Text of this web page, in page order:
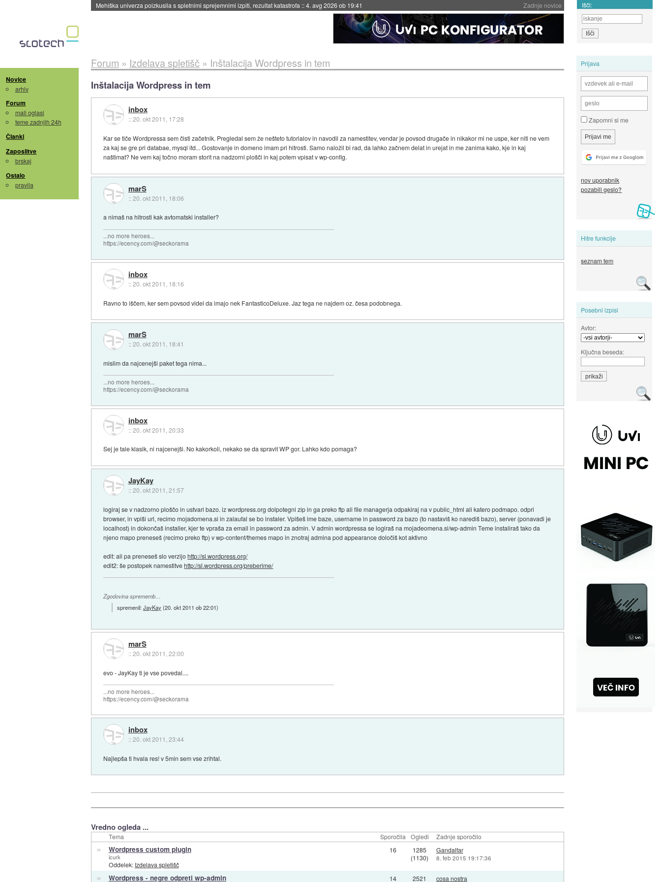
Zadnje novice
Mehiška univerza poizkusila s spletnimi sprejemnimi izpiti, rezultat katastrofa ::4. avg 2026 ob 19:41 Išči:
Novice
arhiv
Forum
mali oglasi
teme zadnjih 24h
Članki
Zaposlitve
brskaj
Ostalo
pravila
Prijava
Zapomni si me
nov uporabnik
pozabili geslo?
Hitre funkcije
seznam tem
Posebni izpisi
Avtor:
Ključna beseda:
Forum » Izdelava spletišč » Inštalacija Wordpress in tem
Inštalacija Wordpress in tem
inbox
::20. okt 2011, 17:28
Kar se tiče Wordpressa sem čisti začetnik. Pregledal sem že nešteto tutorialov in navodil za namestitev, vendar je povsod drugače in nikakor mi ne uspe, ker niti ne vem
za kaj se gre pri databae, mysql itd... Gostovanje in domeno imam pri hitrosti. Samo naložil bi rad, da lahko začnem delat in urejat in me zanima kako, kje in kaj
naštimat? Ne vem kaj točno moram storit na nadzorni plošči in kaj potem vpisat v wp-config.
marS
::20. okt 2011, 18:06
a nimaš na hitrosti kak avtomatski installer?
...no more heroes...
https://ecency.com/@seckorama
inbox
::20. okt 2011, 18:16
Ravno to iščem, ker sem povsod videl da imajo nek FantasticoDeluxe. Jaz tega ne najdem oz. česa podobnega.
marS
::20. okt 2011, 18:41
mislim da najcenejši paket tega nima...
...no more heroes...
https://ecency.com/@seckorama
inbox
::20. okt 2011, 20:33
Sej je tale klasik, ni najcenejši. No kakorkoli, nekako se da spravit WP gor. Lahko kdo pomaga?
JayKay
::20. okt 2011, 21:57
logiraj se v nadzorno ploščo in ustvari bazo. iz wordpress.org dolpotegni zip in ga preko ftp ali file managerja odpakiraj na v public_html ali katero podmapo. odpri
browser, in vpiši url, recimo mojadomena.si in zalaufal se bo instaler. Vpišeš ime baze, username in password za bazo (to nastaviš ko narediš bazo), server (ponavadi je
localhost) in dokončaš installer, kjer te vpraša za email in password za admin. V admin wordpressa se logiraš na mojadeomena.si/wp-admin Teme instaliraš tako da
njeno mapo preneseš (recimo preko ftp) v wp-content/themes mapo in znotraj admina pod appearance določiš kot aktivno
edit: ali pa preneseš slo verzijohttp://sl.wordpress.org/
edit2: še postopek namestitvehttp://sl.wordpress.org/preberime/
Zgodovina sprememb…
spremenil:JayKay (20. okt 2011 ob 22:01)
marS
::20. okt 2011, 22:00
evo - JayKay ti je vse povedal....
...no more heroes...
https://ecency.com/@seckorama
inbox
::20. okt 2011, 23:44
Najlepša ti hvala res! v 5min sem vse zrihtal.
Vredno ogleda ...
Tema Sporočila Ogledi Zadnje sporočilo
» Wordpress custom plugin
icurk
Oddelek: Izdelava spletišč
16
1285
(1130)
Gandalfar
8. feb 2015 19:17:36
» Wordpress - negre odpreti wp-admin 14
2521
cosa nostra